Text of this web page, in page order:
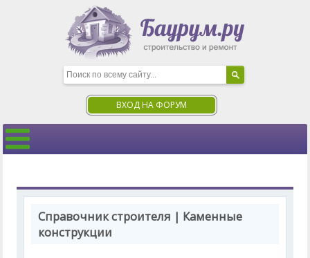
ВХОД НА ФОРУМ
Справочник строителя | Каменные
конструкции